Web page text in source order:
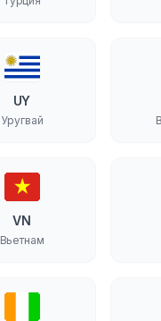
UY
Уругвай
VN
Вьетнам